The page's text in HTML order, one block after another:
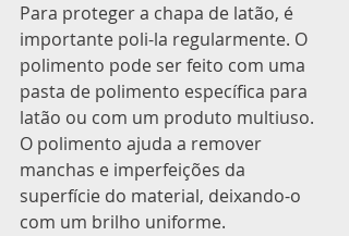
Para proteger a chapa de latão, é
importante poli-la regularmente. O
polimento pode ser feito com uma
pasta de polimento específica para
latão ou com um produto multiuso.
O polimento ajuda a remover
manchas e imperfeições da
superfície do material, deixando-o
com um brilho uniforme.